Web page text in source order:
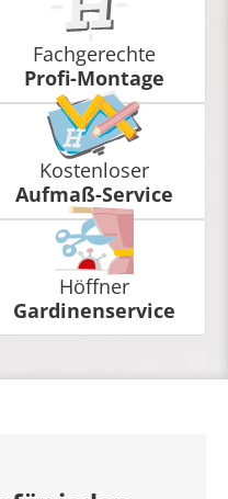
Fachgerechte
Profi-Montage
Kostenloser
Aufmaß-Service
Höffner
Gardinenservice